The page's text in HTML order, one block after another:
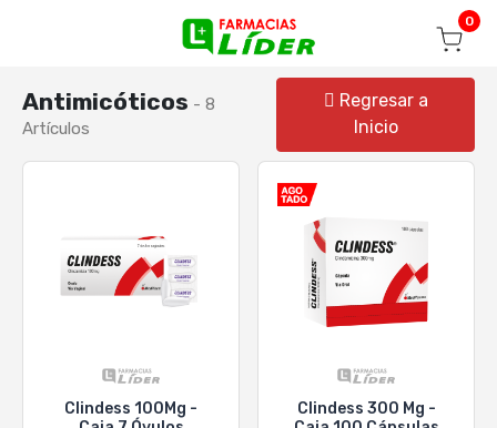
Seguir mi pedido 0
Antimicóticos - 8
Artículos
Regresar a
Inicio
Clindess 100Mg -
Clindess 300 Mg -